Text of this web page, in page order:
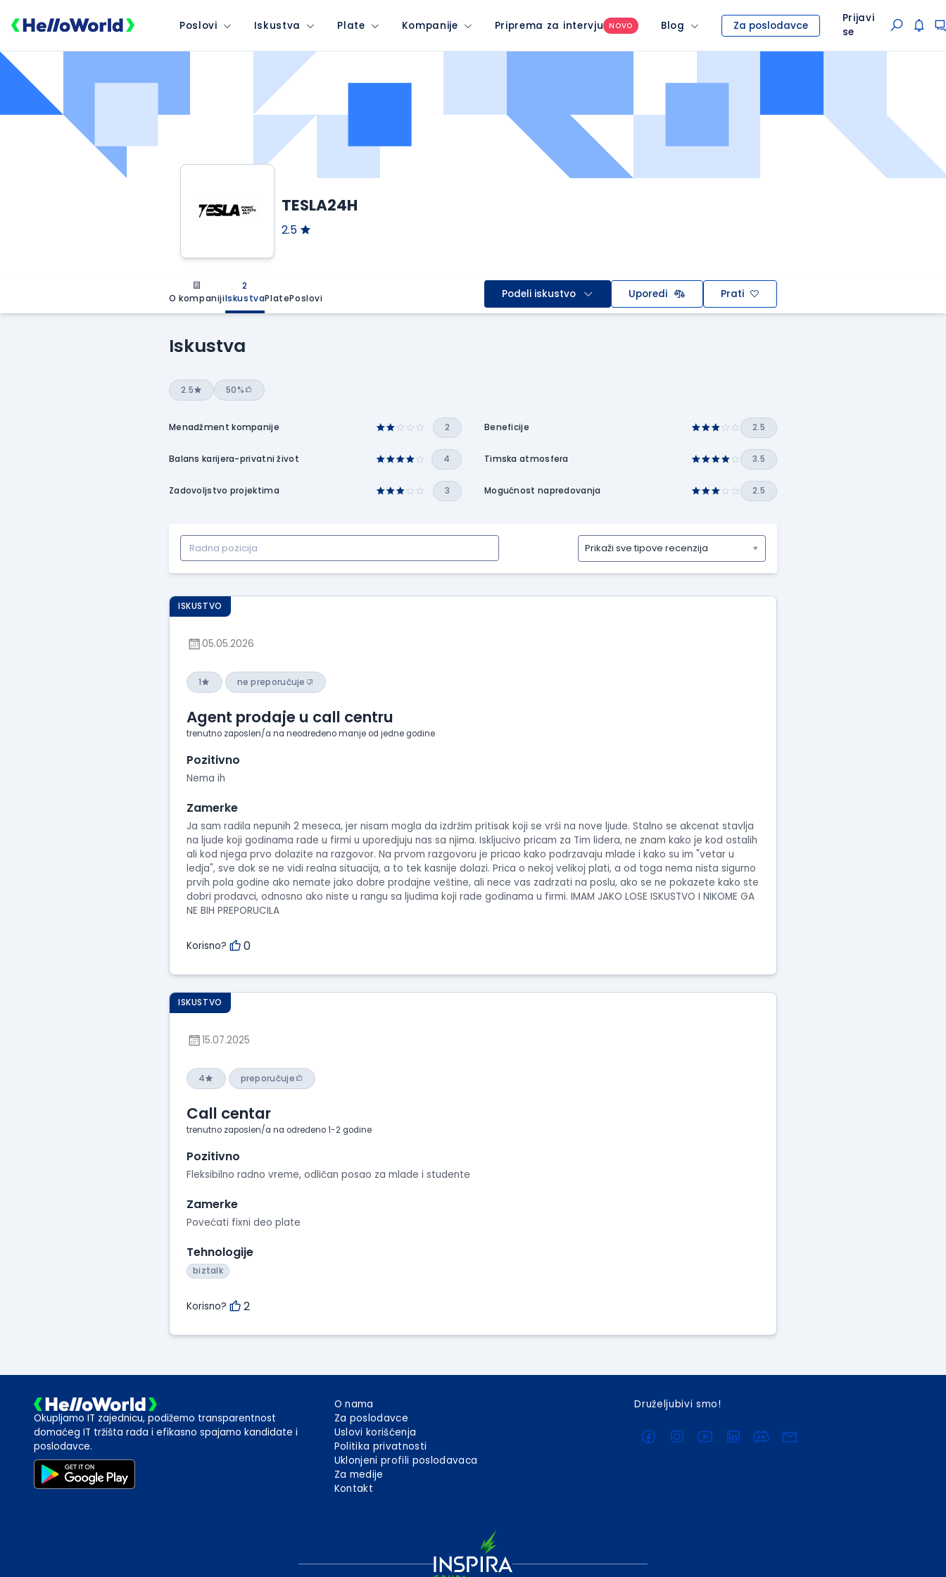
Poslovi Iskustva Plate Kompanije Priprema za intervju NOVO Blog Za poslodavce
Prijavi
se
TESLA24H
2.5
O kompaniji
2
IskustvaPlatePoslovi Podeli iskustvo Uporedi Prati
Iskustva
2.5 50%
Menadžment kompanije 2 Beneficije 2.5
Balans karijera-privatni život 4 Timska atmosfera 3.5
Zadovoljstvo projektima 3 Mogućnost napredovanja 2.5
Prikaži sve tipove recenzija
Prikaži
sve
tipove
ISKUSTVO
05.05.2026
1 ne preporučuje
Agent prodaje u call centru
trenutno zaposlen/a na neodređeno manje od jedne godine
Pozitivno
Nema ih
Zamerke
Ja sam radila nepunih 2 meseca, jer nisam mogla da izdržim pritisak koji se vrši na nove ljude. Stalno se akcenat stavlja
na ljude koji godinama rade u firmi u uporedjuju nas sa njima. Iskljucivo pricam za Tim lidera, ne znam kako je kod ostalih
ali kod njega prvo dolazite na razgovor. Na prvom razgovoru je pricao kako podrzavaju mlade i kako su im "vetar u
ledja", sve dok se ne vidi realna situacija, a to tek kasnije dolazi. Prica o nekoj velikoj plati, a od toga nema nista sigurno
prvih pola godine ako nemate jako dobre prodajne veštine, ali nece vas zadrzati na poslu, ako se ne pokazete kako ste
dobri prodavci, odnosno ako niste u rangu sa ljudima koji rade godinama u firmi. IMAM JAKO LOSE ISKUSTVO I NIKOME GA
NE BIH PREPORUCILA
Korisno? 0
ISKUSTVO
15.07.2025
4 preporučuje
Call centar
trenutno zaposlen/a na određeno 1-2 godine
Pozitivno
Fleksibilno radno vreme, odličan posao za mlade i studente
Zamerke
Povećati fixni deo plate
Tehnologije
biztalk
Korisno? 2
Okupljamo IT zajednicu, podižemo transparentnost
domaćeg IT tržišta rada i efikasno spajamo kandidate i
poslodavce.
O nama
Za poslodavce
Uslovi korišćenja
Politika privatnosti
Uklonjeni profili poslodavaca
Za medije
Kontakt
Druželjubivi smo!